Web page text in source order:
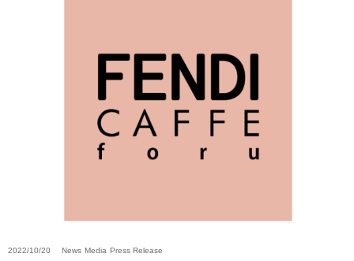
2022/10/20 News Media Press Release